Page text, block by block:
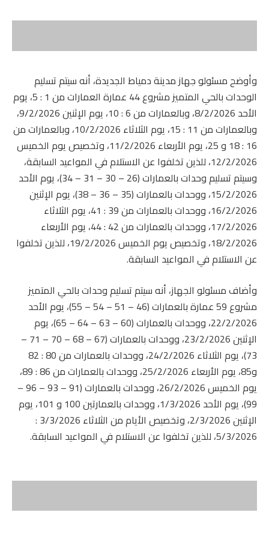
وأوضح مسئولو جهاز مدينة دمياط الجديدة، أنه سيتم تسليم
الوحدات بالحي المتميز مشروع 44 عمارة العمارات من 1 : 5، يوم
الأحد 8/2/2026، وبالعمارات من 6 : 10، يوم الإثنين 9/2/2026،
وبالعمارات من 11 : 15، يوم الثلاثاء 10/2/2026، وبالعمارات من
16 : 18 و 25، يوم الأربعاء 11/2/2026، وتخصيص يوم الخميس
12/2/2026، للذين تخلفوا عن الاستلام في المواعيد السابقة،
وسيتم تسليم وحدات بالعمارات (26 – 30 – 31 – 34)، يوم الأحد
15/2/2026، ووحدات بالعمارات (35 – 36 – 38)، يوم الإثنين
16/2/2026، ووحدات بالعمارات من 39 : 41، يوم الثلاثاء
17/2/2026، ووحدات بالعمارات من 42 : 44، يوم الأربعاء
18/2/2026، وتخصيص يوم الخميس 19/2/2026، للذين تخلفوا
عن الاستلام في المواعيد السابقة.
وأضاف مسئولو الجهاز، أنه سيتم تسليم وحدات بالحي المتميز
مشروع 59 عمارة بالعمارات (46 – 51 – 54 – 55)، يوم الأحد
22/2/2026، ووحدات بالعمارات (60 – 63 – 64 – 65)، يوم
الإثنين 23/2/2026، ووحدات بالعمارات (67 – 68 – 70 – 71 –
73)، يوم الثلاثاء 24/2/2026، ووحدات بالعمارات من 80 : 82
و85، يوم الأربعاء 25/2/2026، ووحدات بالعمارات من 86 : 89،
يوم الخميس 26/2/2026، ووحدات بالعمارات (91 – 93 – 96 –
99)، يوم الأحد 1/3/2026، ووحدات بالعمارتين 100 و 101، يوم
الإثنين 2/3/2026، وتخصيص الأيام من الثلاثاء 3/3/2026 :
5/3/2026، للذين تخلفوا عن الاستلام في المواعيد السابقة.